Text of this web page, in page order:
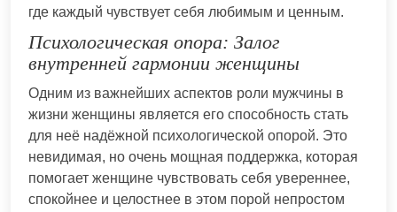
где каждый чувствует себя любимым и ценным.
Психологическая опора: Залог
внутренней гармонии женщины
Одним из важнейших аспектов роли мужчины в
жизни женщины является его способность стать
для неё надёжной психологической опорой. Это
невидимая, но очень мощная поддержка, которая
помогает женщине чувствовать себя увереннее,
спокойнее и целостнее в этом порой непростом